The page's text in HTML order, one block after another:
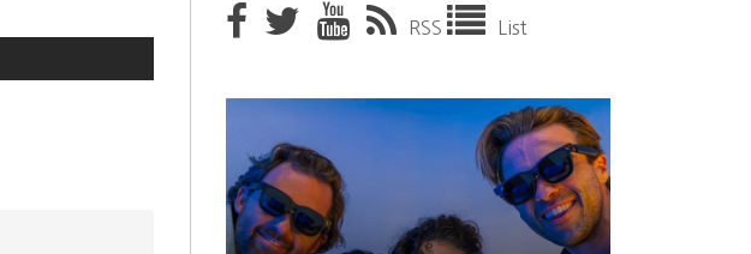
RSS List